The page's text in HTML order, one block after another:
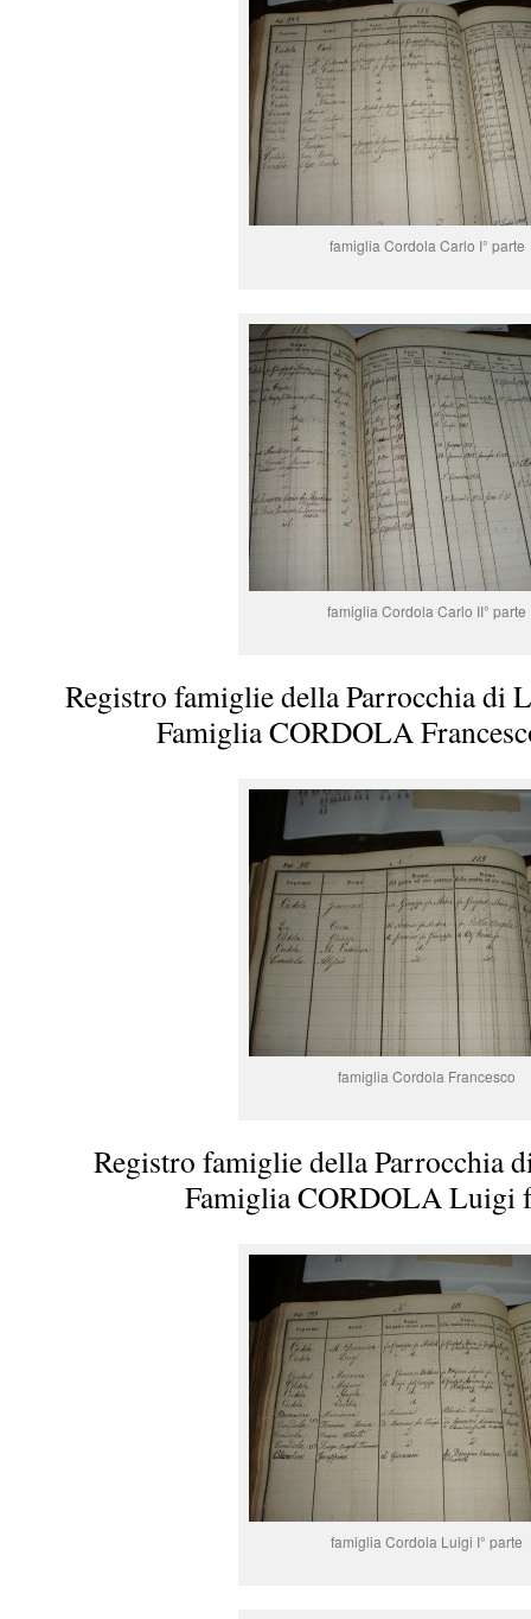
famiglia Cordola Carlo I° parte
famiglia Cordola Carlo II° parte
Registro famiglie della Parrocchia di
Famiglia CORDOLA
famiglia Cordola Francesco
Registro famiglie della Parrocchia
Famiglia CORDOLA Luigi
famiglia Cordola Luigi I° parte